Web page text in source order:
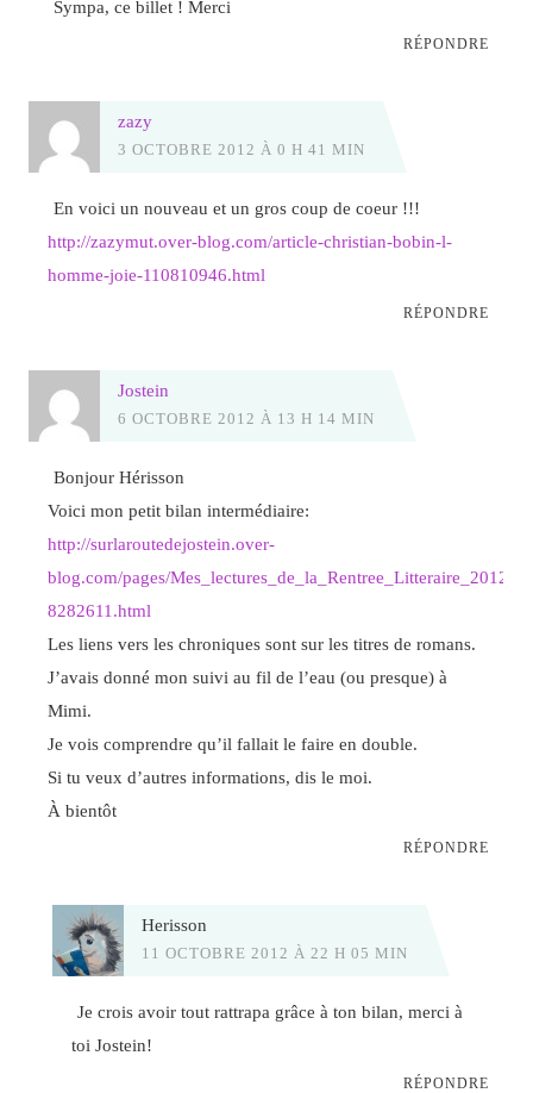
Sympa, ce billet ! Merci
RÉPONDRE
zazy
3 OCTOBRE 2012 À 0 H 41 MIN
En voici un nouveau et un gros coup de coeur !!!
http://zazymut.over-blog.com/article-christian-bobin-l-
homme-joie-110810946.html
RÉPONDRE
Jostein
6 OCTOBRE 2012 À 13 H 14 MIN
Bonjour Hérisson
Voici mon petit bilan intermédiaire:
http://surlaroutedejostein.over-
blog.com/pages/
8282611.html
Les liens vers les chroniques sont sur les titres de romans.
J’avais donné mon suivi au fil de l’eau (ou presque) à
Mimi.
Je vois comprendre qu’il fallait le faire en double.
Si tu veux d’autres informations, dis le moi.
À bientôt
RÉPONDRE
Herisson
11 OCTOBRE 2012 À 22 H 05 MIN
Je crois avoir tout rattrapa grâce à ton bilan, merci à
toi Jostein!
RÉPONDRE